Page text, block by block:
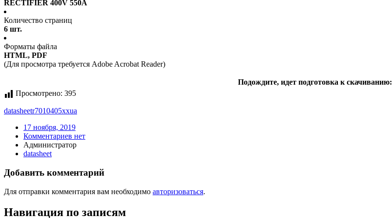
RECTIFIER 400V 550A
Количество страниц
6 шт.
Форматы файла
HTML, PDF
(Для просмотра требуется Adobe Acrobat Reader)
Подождите, идет подготовка к скачиванию:
Просмотрено: 395
datasheetr7010405xxua
17 ноября, 2019
Комментариев нет
Администратор
datasheet
Добавить комментарий
Для отправки комментария вам необходимо авторизоваться.
Навигация по записям